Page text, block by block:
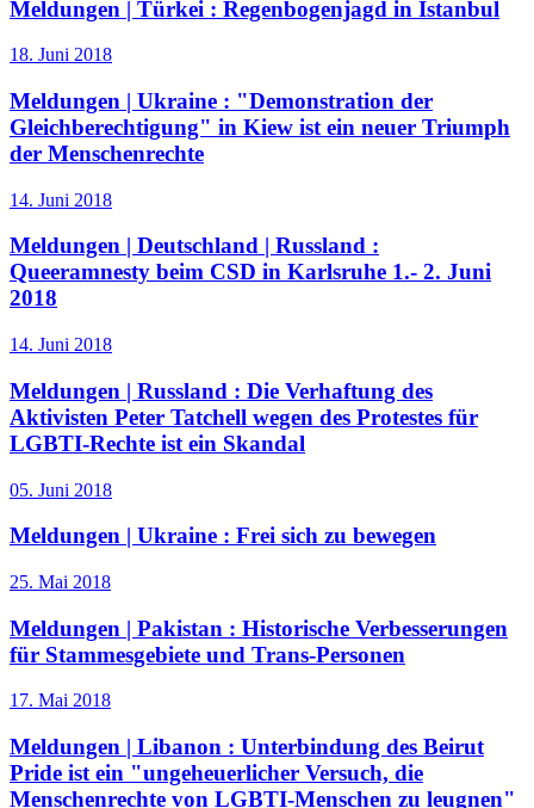
Meldungen | Türkei : Regenbogenjagd in Istanbul
18. Juni 2018
Meldungen | Ukraine : "Demonstration der
Gleichberechtigung" in Kiew ist ein neuer Triumph
der Menschenrechte
14. Juni 2018
Meldungen | Deutschland | Russland :
Queeramnesty beim CSD in Karlsruhe 1.- 2. Juni
2018
14. Juni 2018
Meldungen | Russland : Die Verhaftung des
Aktivisten Peter Tatchell wegen des Protestes für
LGBTI-Rechte ist ein Skandal
05. Juni 2018
Meldungen | Ukraine : Frei sich zu bewegen
25. Mai 2018
Meldungen | Pakistan : Historische Verbesserungen
für Stammesgebiete und Trans-Personen
17. Mai 2018
Meldungen | Libanon : Unterbindung des Beirut
Pride ist ein "ungeheuerlicher Versuch, die
Menschenrechte von LGBTI-Menschen zu leugnen"